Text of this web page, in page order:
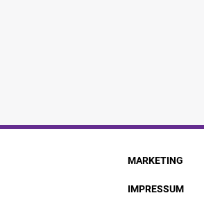
MARKETING
IMPRESSUM